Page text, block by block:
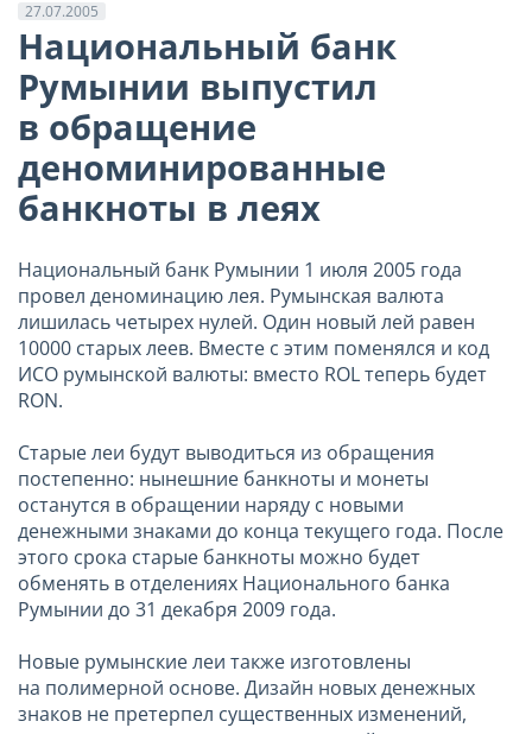
27.07.2005
Национальный банк
Румынии выпустил
в обращение
деноминированные
банкноты в леях
Национальный банк Румынии 1 июля 2005 года
провел деноминацию лея. Румынская валюта
лишилась четырех нулей. Один новый лей равен
10000 старых леев. Вместе с этим поменялся и код
ИСО румынской валюты: вместо ROL теперь будет
RON.
Старые леи будут выводиться из обращения
постепенно: нынешние банкноты и монеты
останутся в обращении наряду с новыми
денежными знаками до конца текущего года. После
этого срока старые банкноты можно будет
обменять в отделениях Национального банка
Румынии до 31 декабря 2009 года.
Новые румынские леи также изготовлены
на полимерной основе. Дизайн новых денежных
знаков не претерпел существенных изменений,